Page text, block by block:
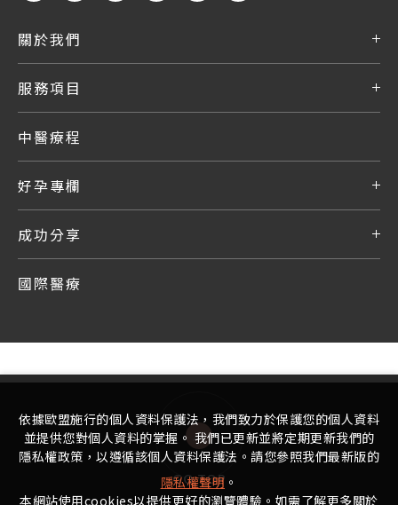
關於我們
服務項目
中醫療程
好孕專欄
成功分享
國際醫療
GO TOP
依據歐盟施行的個人資料保護法，我們致力於保護您的個人資料
並提供您對個人資料的掌握。 我們已更新並將定期更新我們的
隱私權政策，以遵循該個人資料保護法。請您參照我們最新版的
隱私權聲明 。
本網站使用cookies以提供更好的瀏覽體驗。如需了解更多關於